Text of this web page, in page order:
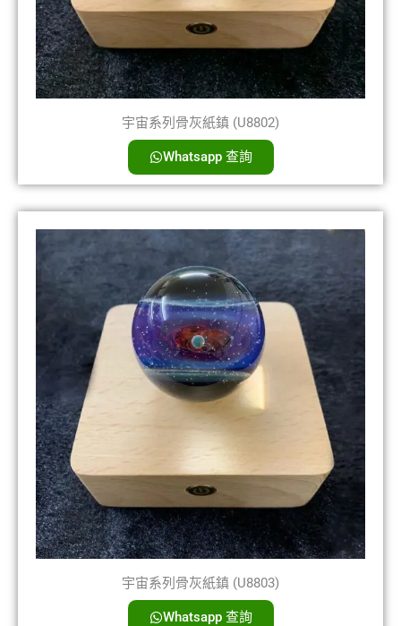
宇宙系列骨灰紙鎮 (U8802)
Whatsapp 查詢
宇宙系列骨灰紙鎮 (U8803)
Whatsapp 查詢